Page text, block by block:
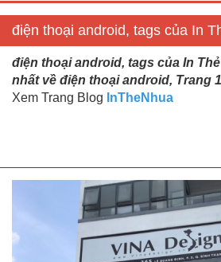
điện thoại android, tags của In
điện thoại android, tags của In
nhất về điện thoại android, Trang 1
Xem Trang Blog InTheNhua